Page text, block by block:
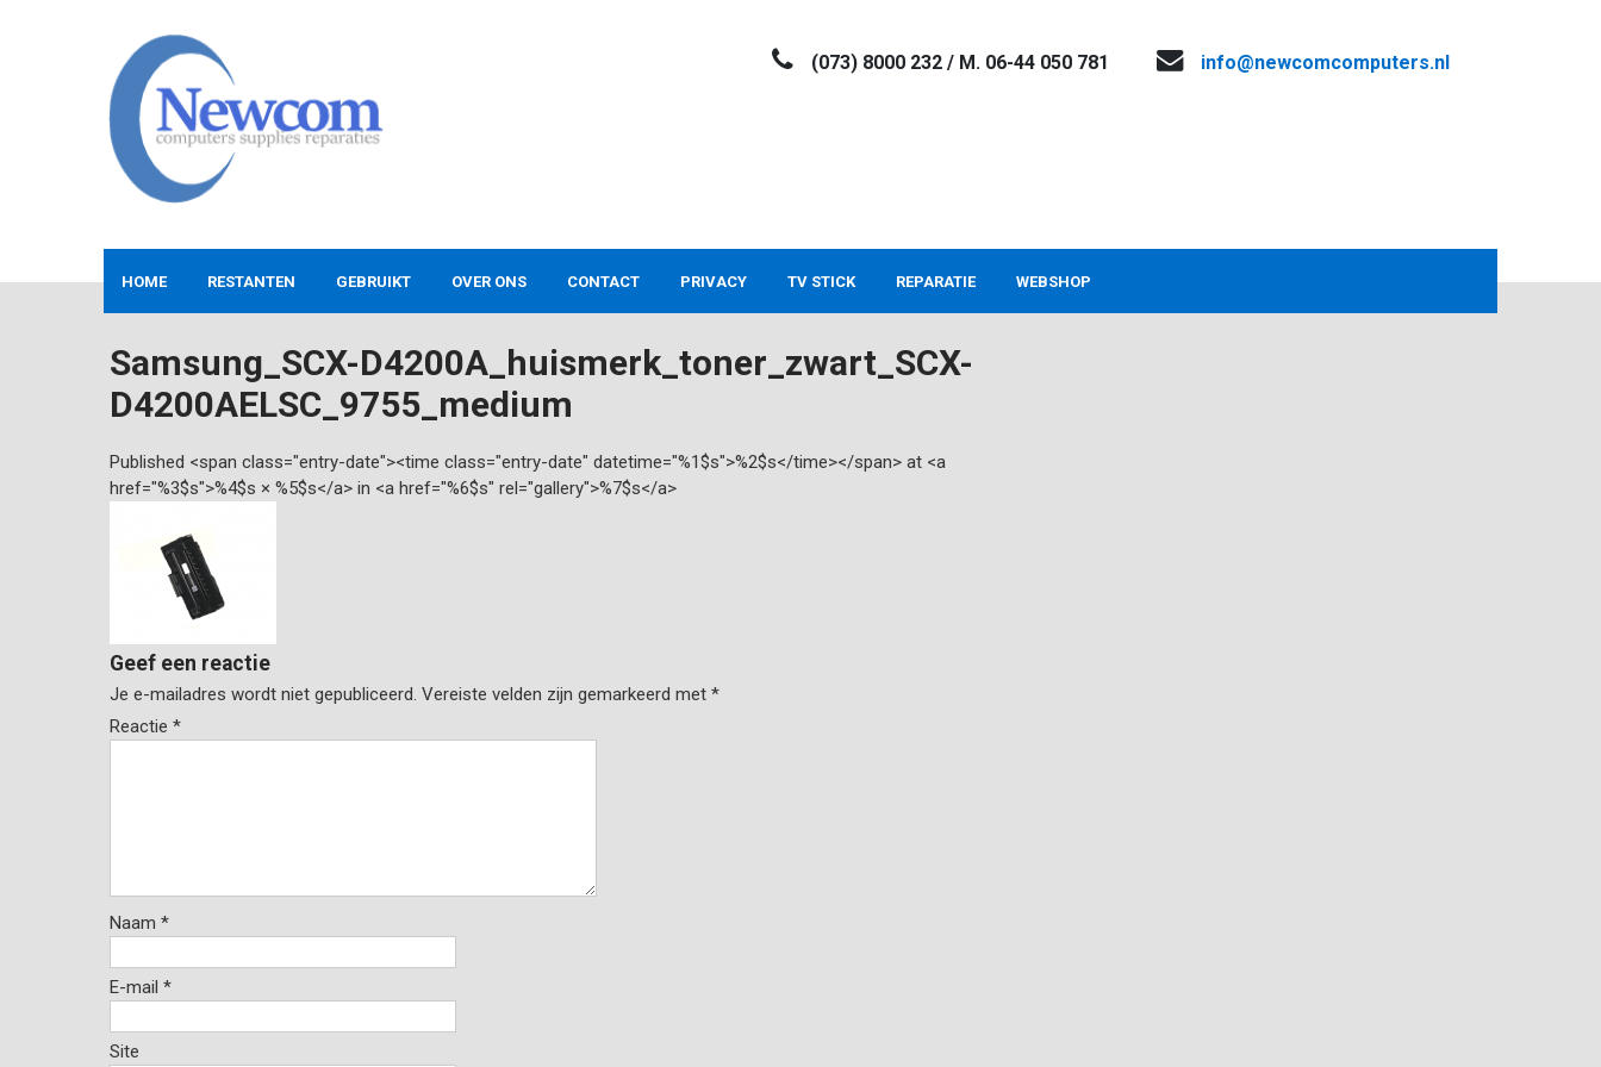
NEWCOM
(073) 8000 232 / M. 06-44 050 781 info@newcomcomputers.nl
HOME RESTANTEN GEBRUIKT OVER ONS CONTACT PRIVACY TV STICK REPARATIE WEBSHOP
Samsung_SCX-D4200A_huismerk_toner_zwart_SCX-
D4200AELSC_9755_medium
Published <span class="entry-date"><time class="entry-date" datetime="%1$s">%2$s</time></span> at <a
href="%3$s">%4$s × %5$s</a> in <a href="%6$s" rel="gallery">%7$s</a>
Geef een reactie
Je e-mailadres wordt niet gepubliceerd. Vereiste velden zijn gemarkeerd met *
Reactie *
Naam *
E-mail *
Site